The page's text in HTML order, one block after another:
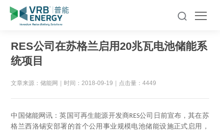
RES公司在苏格兰启用20兆瓦电池储能系
统项目
文章来源：储能网 时间：2018-09-19 点击量：4449
中国储能网讯：英国可再生能源开发商RES公司日前宣布，其在苏
格兰西洛锡安部署的首个公用事业规模电池储能设施正式启用，